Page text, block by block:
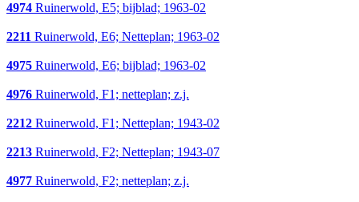
4974 Ruinerwold, E5; bijblad; 1963-02
2211 Ruinerwold, E6; Netteplan; 1963-02
4975 Ruinerwold, E6; bijblad; 1963-02
4976 Ruinerwold, F1; netteplan; z.j.
2212 Ruinerwold, F1; Netteplan; 1943-02
2213 Ruinerwold, F2; Netteplan; 1943-07
4977 Ruinerwold, F2; netteplan; z.j.